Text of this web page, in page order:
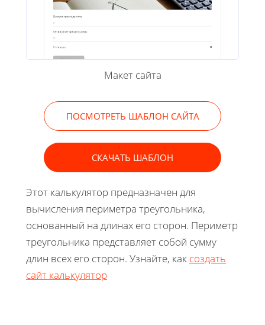
Макет сайта
ПОСМОТРЕТЬ ШАБЛОН САЙТА
СКАЧАТЬ ШАБЛОН
Этот калькулятор предназначен для
вычисления периметра треугольника,
основанный на длинах его сторон. Периметр
треугольника представляет собой сумму
длин всех его сторон. Узнайте, как создать
сайт калькулятор